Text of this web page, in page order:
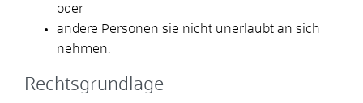
oder
andere Personen sie nicht unerlaubt an sich
nehmen.
Rechtsgrundlage